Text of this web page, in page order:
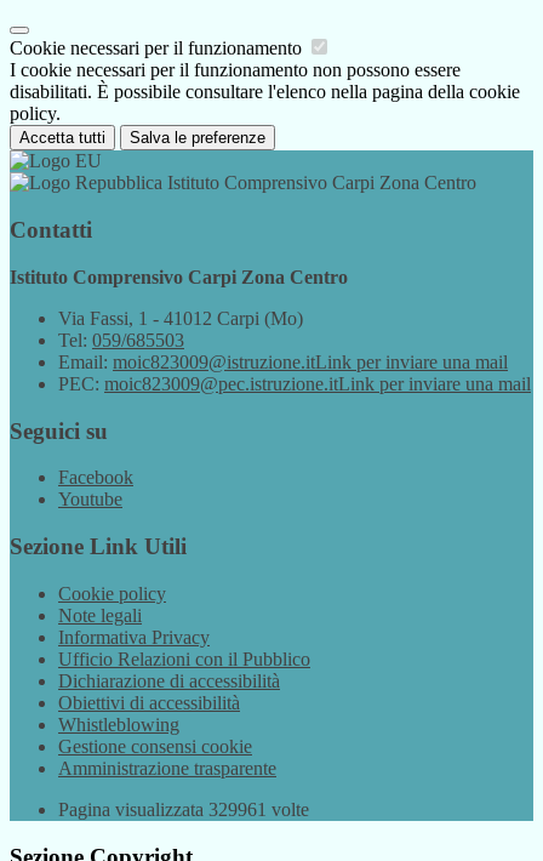
Cookie necessari per il funzionamento
I cookie necessari per il funzionamento non possono essere
disabilitati. È possibile consultare l'elenco nella pagina della cookie
policy.
Accetta tutti Salva le preferenze
Istituto Comprensivo Carpi Zona Centro
Contatti
Istituto Comprensivo Carpi Zona Centro
Via Fassi, 1 - 41012 Carpi (Mo)
Tel: 059/685503
Email: moic823009@istruzione.itLink per inviare una mail
PEC: moic823009@pec.istruzione.itLink per inviare una mail
Seguici su
Facebook
Youtube
Sezione Link Utili
Cookie policy
Note legali
Informativa Privacy
Ufficio Relazioni con il Pubblico
Dichiarazione di accessibilità
Obiettivi di accessibilità
Whistleblowing
Gestione consensi cookie
Amministrazione trasparente
Pagina visualizzata 329961 volte